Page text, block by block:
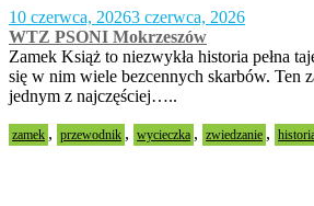
10 czerwca, 20263 czerwca, 2026
WTZ PSONI Mokrzeszów
Zamek Książ to niezwykła historia pełna
się w nim wiele bezcennych skarbów. Ten
jednym z najczęściej…..
zamek , przewodnik , wycieczka , zwiedzanie ,